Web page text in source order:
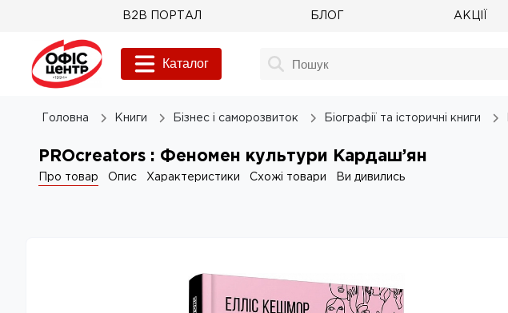
B2B ПОРТАЛ БЛОГ АКЦІЇ
Каталог
Головна Книги Бізнес і саморозвиток Біографії та історичні книги
PROcreators : Феномен культури Кардаш’ян
Про товар Опис Характеристики Схожі товари Ви дивились